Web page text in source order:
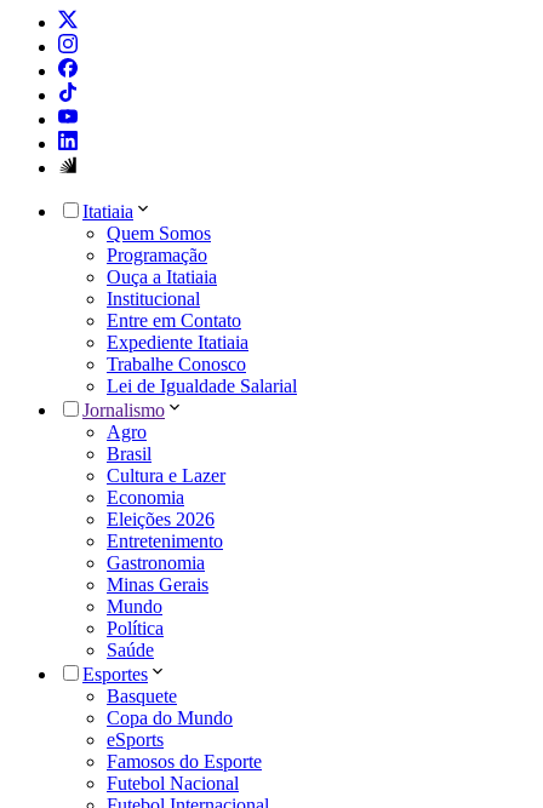
Itatiaia
Quem Somos
Programação
Ouça a Itatiaia
Institucional
Entre em Contato
Expediente Itatiaia
Trabalhe Conosco
Lei de Igualdade Salarial
Jornalismo
Agro
Brasil
Cultura e Lazer
Economia
Eleições 2026
Entretenimento
Gastronomia
Minas Gerais
Mundo
Política
Saúde
Esportes
Basquete
Copa do Mundo
eSports
Famosos do Esporte
Futebol Nacional